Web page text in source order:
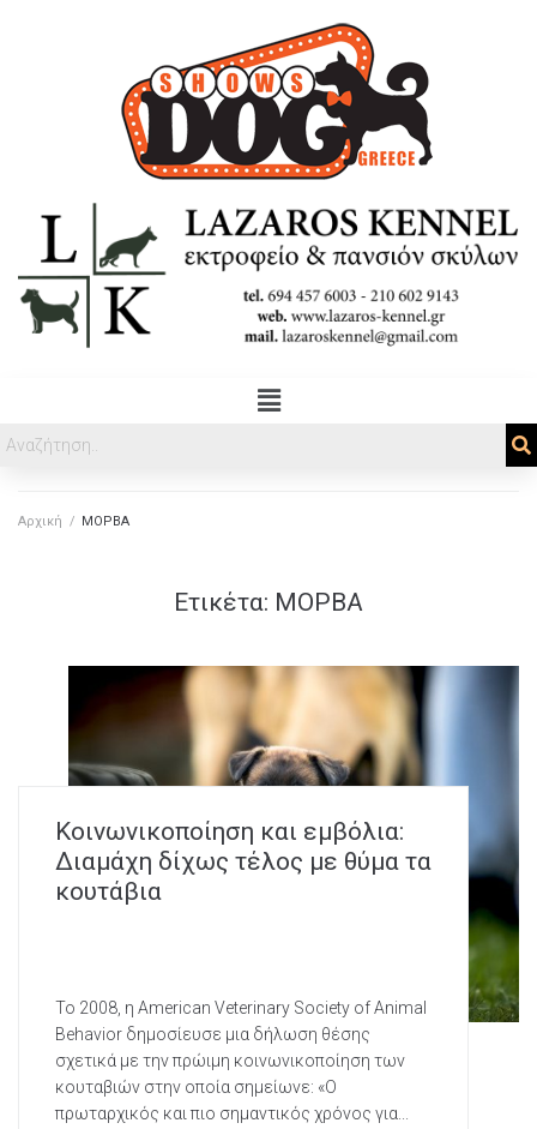
Αρχική / ΜΟΡΒΑ
Ετικέτα: ΜΟΡΒΑ
Κοινωνικοποίηση και εμβόλια:
Διαμάχη δίχως τέλος με θύμα τα
κουτάβια
Το 2008, η American Veterinary Society of Animal
Behavior δημοσίευσε μια δήλωση θέσης
σχετικά με την πρώιμη κοινωνικοποίηση των
κουταβιών στην οποία σημείωνε: «Ο
πρωταρχικός και πιο σημαντικός χρόνος για...